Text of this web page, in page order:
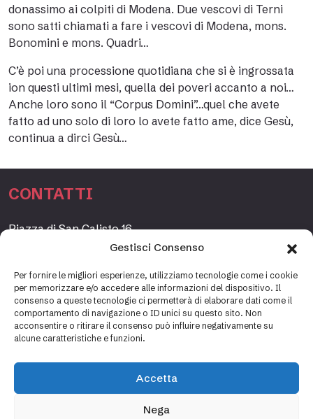
Gestisci Consenso
Per fornire le migliori esperienze, utilizziamo tecnologie come i cookie
per memorizzare e/o accedere alle informazioni del dispositivo. Il
consenso a queste tecnologie ci permetterà di elaborare dati come il
comportamento di navigazione o ID unici su questo sito. Non
acconsentire o ritirare il consenso può influire negativamente su
alcune caratteristiche e funzioni.
Accetta
Nega
donassimo ai colpiti di Modena. Due vescovi di Terni
sono satti chiamati a fare i vescovi di Modena, mons.
Bonomini e mons. Quadri…
C’è poi una processione quotidiana che si è ingrossata
ion questi ultimi mesi, quella dei poveri accanto a noi…
Anche loro sono il “Corpus Domini”…quel che avete
fatto ad uno solo di loro lo avete fatto ame, dice Gesù,
continua a dirci Gesù…
CONTATTI
Piazza di San Calisto 16,
www.fondazioneetagrande.org
SEGRETERIA
info@fondazioneetagrande.it